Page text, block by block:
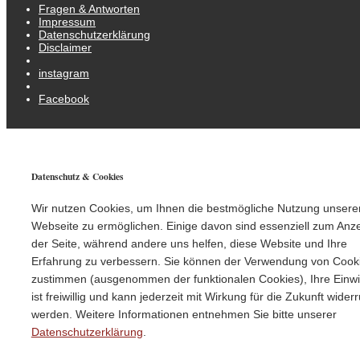
Fragen & Antworten
Impressum
Datenschutzerklärung
Disclaimer
instagram
Facebook
Datenschutz & Cookies
Wir nutzen Cookies, um Ihnen die bestmögliche Nutzung
Webseite zu ermöglichen. Einige davon sind essenziell zum
der Seite, während andere uns helfen, diese Website und Ihre
Erfahrung zu verbessern. Sie können der Verwendung von
zustimmen (ausgenommen der funktionalen Cookies), Ihre
ist freiwillig und kann jederzeit mit Wirkung für die Zukunft
werden. Weitere Informationen entnehmen Sie bitte unserer
Datenschutzerklärung